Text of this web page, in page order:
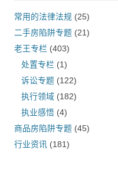
常用的法律法规 (25)
二手房陷阱专题 (21)
老王专栏 (403)
处置专栏 (1)
诉讼专题 (122)
执行领域 (182)
执业感悟 (4)
商品房陷阱专题 (45)
行业资讯 (181)